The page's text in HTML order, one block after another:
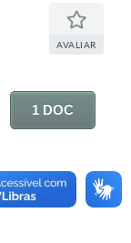
AVALIAR
1 DOC